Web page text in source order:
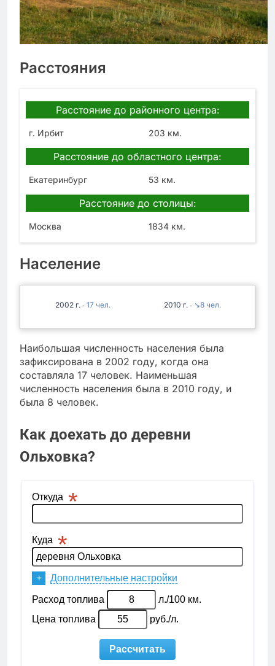
Расстояния
Расстояние до районного центра:
г. Ирбит 203 км.
Расстояние до областного центра:
Екатеринбург 53 км.
Расстояние до столицы:
Москва 1834 км.
Население
2002 - 17 2010 - ↘8
Наибольшая численность населения была
зафиксирована в 2002 году, когда она
составляла 17 человек. Наименьшая
численность населения была в 2010 году, и
была 8 человек.
Как доехать до деревни
Ольховка?